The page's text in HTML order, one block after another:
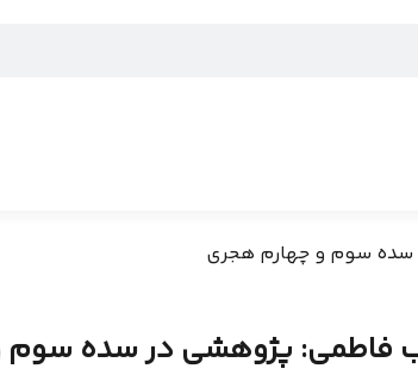
سوم و چهارم هجری
فاطمی: پژوهشی در سده سوم